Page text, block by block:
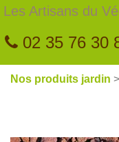
Les Artisans du
02 35 76 30
Nos produits jardin